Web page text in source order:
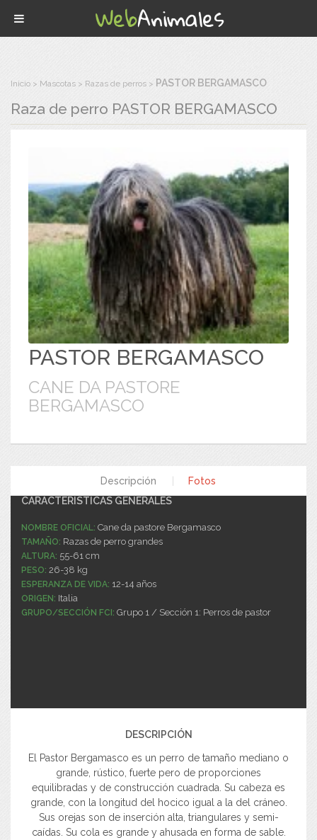
Inicio Mascotas Razas de perros PASTOR BERGAMASCO
Raza de perro PASTOR BERGAMASCO
PASTOR BERGAMASCO
CANE DA PASTORE
BERGAMASCO
Descripción
Fotos
CARACTERÍSTICAS GENERALES
NOMBRE OFICIAL: Cane da pastore Bergamasco
TAMAÑO: Razas de perro grandes
ALTURA: 55-61 cm
PESO: 26-38 kg
ESPERANZA DE VIDA: 12-14 años
ORIGEN: Italia
GRUPO/SECCIÓN FCI: Grupo 1 / Sección 1: Perros de pastor
DESCRIPCIÓN
El Pastor Bergamasco es un perro de tamaño mediano o
grande, rústico, fuerte pero de proporciones
equilibradas y de construcción cuadrada. Su cabeza es
grande, con la longitud del hocico igual a la del cráneo.
Sus orejas son de inserción alta, triangulares y semi-
caídas. Su cola es grande y ahusada en forma de sable.